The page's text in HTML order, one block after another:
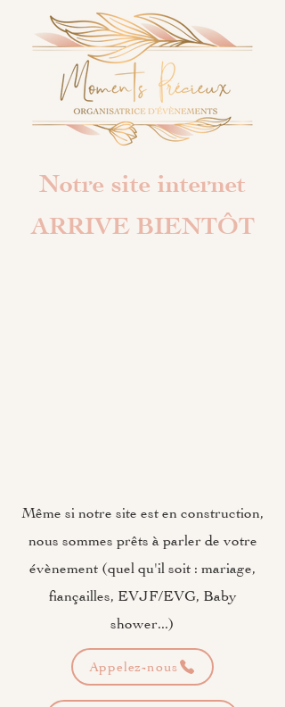
Notre site internet
ARRIVE BIENTÔT
​Même si notre site est en construction,
nous sommes prêts à parler de votre
évènement (quel qu'il soit : mariage,
fiançailles, EVJF/EVG, Baby
shower...)
Appelez-nous